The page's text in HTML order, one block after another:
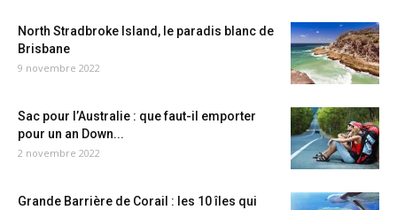
North Stradbroke Island, le paradis blanc de
Brisbane
9 novembre 2022
Sac pour l’Australie : que faut-il emporter
pour un an Down...
2 novembre 2022
Grande Barrière de Corail : les 10 îles qui